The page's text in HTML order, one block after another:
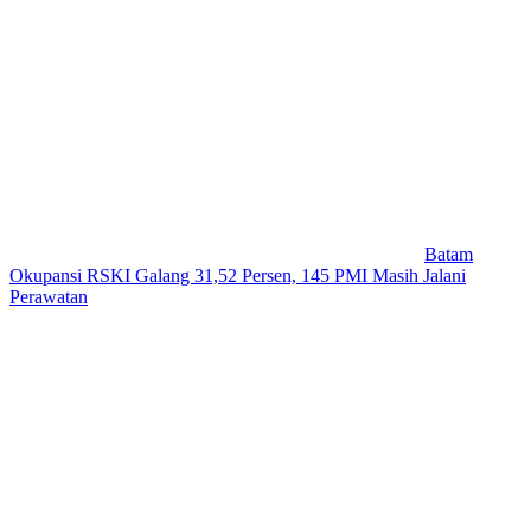
Batam
Okupansi RSKI Galang 31,52 Persen, 145 PMI Masih Jalani
Perawatan